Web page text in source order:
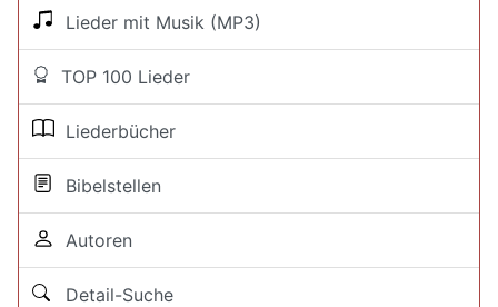
Lieder mit Musik (MP3)
TOP 100 Lieder
Liederbücher
Bibelstellen
Autoren
Detail-Suche